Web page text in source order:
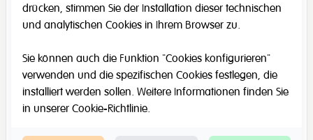
drücken, stimmen Sie der Installation dieser technischen
und analytischen Cookies in Ihrem Browser zu.
Sie können auch die Funktion "Cookies konfigurieren"
verwenden und die spezifischen Cookies festlegen, die
installiert werden sollen. Weitere Informationen finden Sie
in unserer Cookie-Richtlinie.